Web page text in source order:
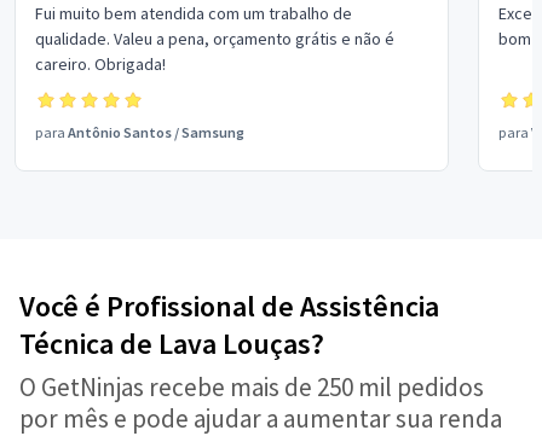
Fui muito bem atendida com um trabalho de
qualidade. Valeu a pena, orçamento grátis e não é
careiro. Obrigada!
para Antônio Santos /Samsung
bom
para
Você é Profissional de Assistência
Técnica de Lava Louças?
O GetNinjas recebe mais de 250 mil pedidos
por mês e pode ajudar a aumentar sua renda